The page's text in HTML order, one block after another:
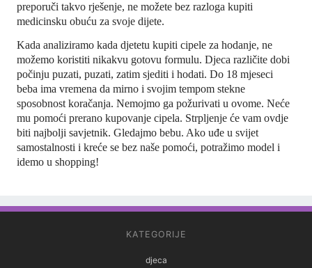
preporuči takvo rješenje, ne možete bez razloga kupiti
medicinsku obuću za svoje dijete.
Kada analiziramo kada djetetu kupiti cipele za hodanje, ne
možemo koristiti nikakvu gotovu formulu. Djeca različite dobi
počinju puzati, puzati, zatim sjediti i hodati. Do 18 mjeseci
beba ima vremena da mirno i svojim tempom stekne
sposobnost koračanja. Nemojmo ga požurivati ​​u ovome. Neće
mu pomoći prerano kupovanje cipela. Strpljenje će vam ovdje
biti najbolji savjetnik. Gledajmo bebu. Ako uđe u svijet
samostalnosti i kreće se bez naše pomoći, potražimo model i
idemo u shopping!
KATEGORIJE
djeca